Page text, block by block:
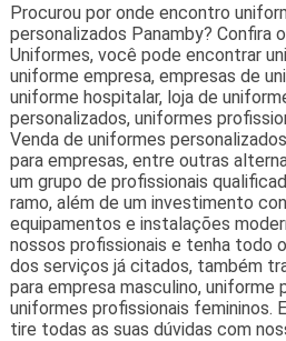
Procurou por onde encontro
personalizados Panamby? Confira
Uniformes, você pode encontrar
uniforme empresa, empresas de
uniforme hospitalar, loja de
personalizados, uniformes
Venda de uniformes
para empresas, entre outras
um grupo de profissionais
ramo, além de um investimento
equipamentos e instalações
nossos profissionais e tenha todo
dos serviços já citados, também
para empresa masculino, uniforme
uniformes profissionais femininos.
tire todas as suas dúvidas com